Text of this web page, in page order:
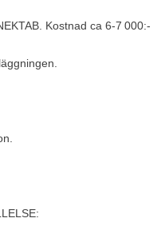
Kostnad ca 6-7 000:-